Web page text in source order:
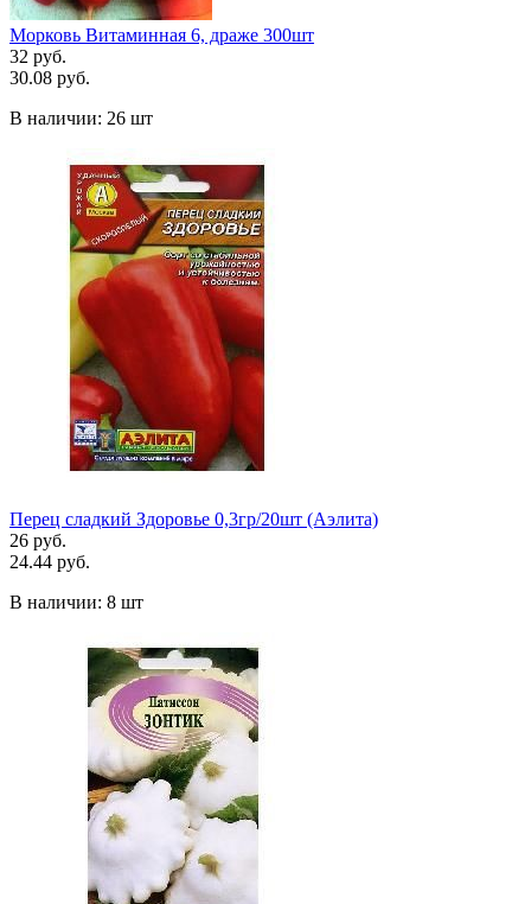
Морковь Витаминная 6, драже 300шт
32 руб.
30.08 руб.
В наличии: 26 шт
Перец сладкий Здоровье 0,3гр/20шт (Аэлита)
26 руб.
24.44 руб.
В наличии: 8 шт